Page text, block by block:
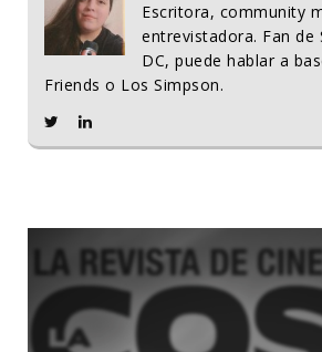
Escritora, community
entrevistadora. Fan de
DC, puede hablar a
Friends o Los Simpson.